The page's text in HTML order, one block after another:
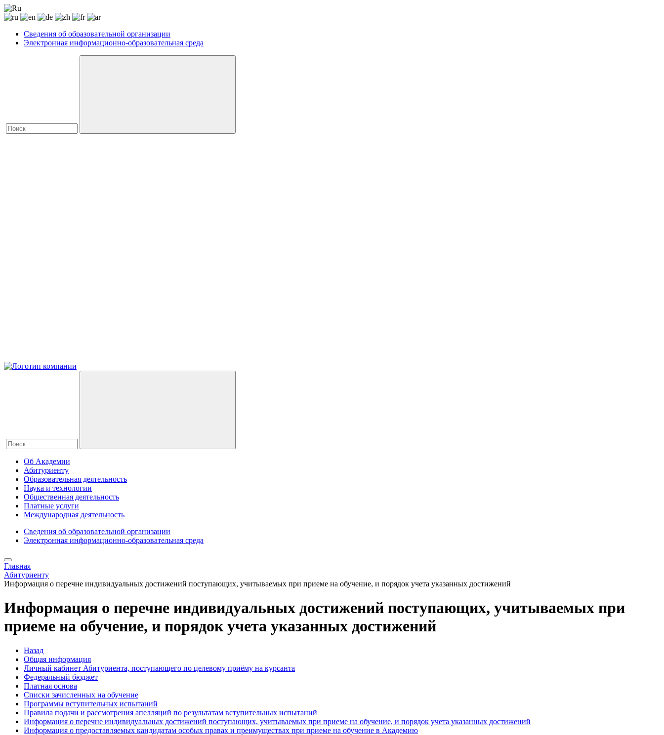
Сведения об образовательной организации
Электронная информационно-образовательная среда
Об Академии
Абитуриенту
Образовательная деятельность
Наука и технологии
Общественная деятельность
Платные услуги
Международная деятельность
Сведения об образовательной организации
Электронная информационно-образовательная среда
Главная
Абитуриенту
Информация о перечне индивидуальных достижений поступающих, учитываемых при приеме на обучение, и порядок учета указанных достижений
Информация о перечне индивидуальных достижений поступающих, учитываемых при
приеме на обучение, и порядок учета указанных достижений
Назад
Общая информация
Личный кабинет Абитуриента, поступающего по целевому приёму на курсанта
Федеральный бюджет
Платная основа
Списки зачисленных на обучение
Программы вступительных испытаний
Правила подачи и рассмотрения апелляций по результатам вступительных испытаний
Информация о перечне индивидуальных достижений поступающих, учитываемых при приеме на обучение, и порядок учета указанных достижений
Информация о предоставляемых кандидатам особых правах и преимуществах при приеме на обучение в Академию